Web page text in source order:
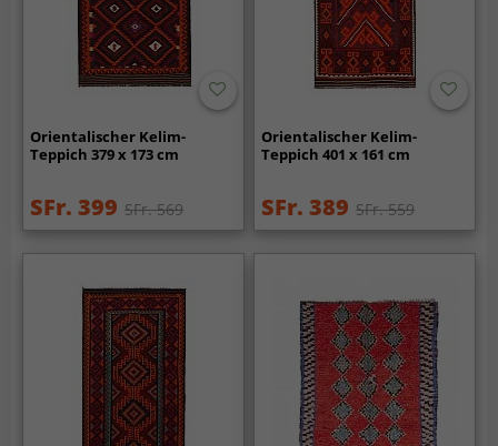
Orientalischer Kelim-
Teppich 379 x 173 cm
SFr. 399 SFr. 569
Orientalischer Kelim-
Teppich 401 x 161 cm
SFr. 389 SFr. 559